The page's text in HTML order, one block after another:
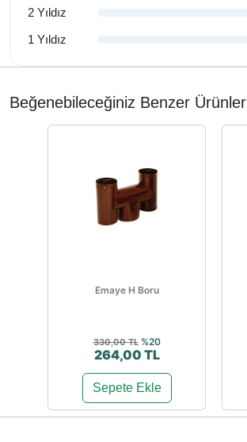
2 Yıldız
1 Yıldız
Beğenebileceğiniz Benzer Ürünler
Emaye H Boru
330,00 TL %20
264,00 TL
Sepete Ekle